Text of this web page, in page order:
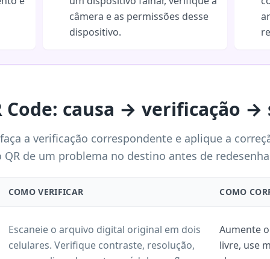
câmera e as permissões desse
dispositivo.
Code: causa → verificação →
a verificação correspondente e aplique a
de um problema no destino antes de
COMO VERIFICAR COMO
Escaneie o arquivo digital original em dois
celulares. Verifique contraste, resolução,
Aumente
livre, use